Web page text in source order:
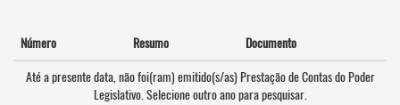
Número Resumo
Documento
Até a presente data, não foi(ram) emitido(s/as) Prestação de Contas do Poder
Legislativo. Selecione outro ano para pesquisar.